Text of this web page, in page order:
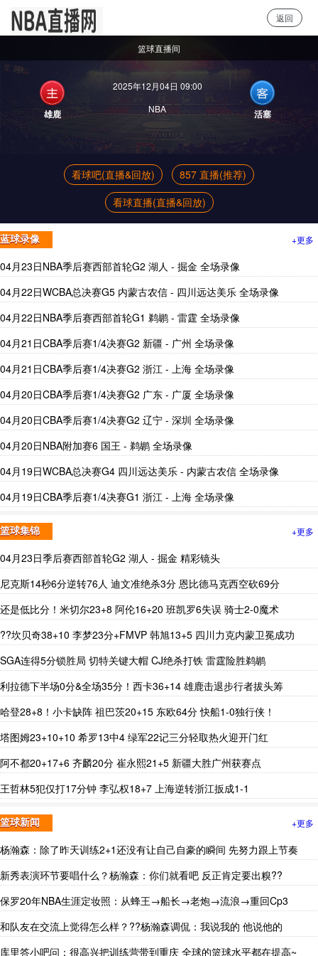
返回
篮球直播间
雄鹿
2025年12月04日 09:00
NBA
活塞
看球吧(直播&回放)
857 直播(推荐)
看球直播(直播&回放)
蓝球录像 +更多
04月23日NBA季后赛西部首轮G2 湖人 - 掘金 全场录像
04月22日WCBA总决赛G5 内蒙古农信 - 四川远达美乐 全场录像
04月22日NBA季后赛西部首轮G1 鹈鹕 - 雷霆 全场录像
04月21日CBA季后赛1/4决赛G2 新疆 - 广州 全场录像
04月21日CBA季后赛1/4决赛G2 浙江 - 上海 全场录像
04月20日CBA季后赛1/4决赛G2 广东 - 广厦 全场录像
04月20日CBA季后赛1/4决赛G2 辽宁 - 深圳 全场录像
04月20日NBA附加赛6 国王 - 鹈鹕 全场录像
04月19日WCBA总决赛G4 四川远达美乐 - 内蒙古农信 全场录像
04月19日CBA季后赛1/4决赛G1 浙江 - 上海 全场录像
篮球集锦 +更多
04月23日季后赛西部首轮G2 湖人 - 掘金 精彩镜头
尼克斯14秒6分逆转76人 迪文准绝杀3分 恩比德马克西空砍69分
还是低比分！米切尔23+8 阿伦16+20 班凯罗6失误 骑士2-0魔术
??坎贝奇38+10 李梦23分+FMVP 韩旭13+5 四川力克内蒙卫冕成功
SGA连得5分锁胜局 切特关键大帽 CJ绝杀打铁 雷霆险胜鹈鹕
利拉德下半场0分&全场35分！西卡36+14 雄鹿击退步行者拔头筹
哈登28+8！小卡缺阵 祖巴茨20+15 东欧64分 快船1-0独行侠！
塔图姆23+10+10 希罗13中4 绿军22记三分轻取热火迎开门红
阿不都20+17+6 齐麟20分 崔永熙21+5 新疆大胜广州获赛点
王哲林5犯仅打17分钟 李弘权18+7 上海逆转浙江扳成1-1
篮球新闻 +更多
杨瀚森：除了昨天训练2+1还没有让自己自豪的瞬间 先努力跟上节奏
新秀表演环节要唱什么？杨瀚森：你们就看吧 反正肯定要出糗??
保罗20年NBA生涯定妆照：从蜂王→船长→老炮→流浪→重回Cp3
和队友在交流上觉得怎么样？??杨瀚森调侃：我说我的 他说他的
库里答小吧问：很高兴把训练营带到重庆 全球的篮球水平都在提高~